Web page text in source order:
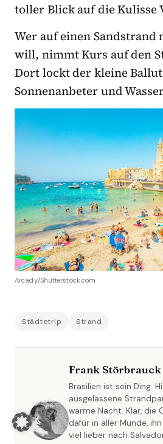
toller Blick auf die Kulisse
Wer auf einen
will, nimmt Kurs auf den
Dort lockt der kleine
Sonnenanbeter und
Arcady/Shutterstock.com
Städtetrip Strand
Frank Störbrauck
Brasilien ist sein Ding.
ausgelassene
warme Nacht. Klar, die
dafür in aller Munde,
viel lieber nach